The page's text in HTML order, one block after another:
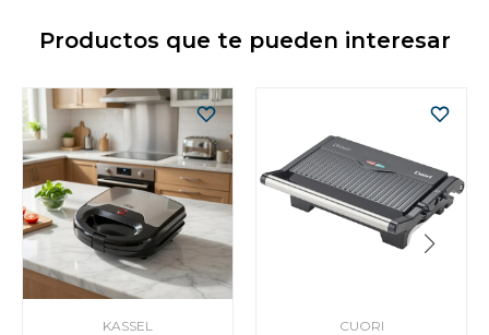
Productos que te pueden interesar
KASSEL CUORI